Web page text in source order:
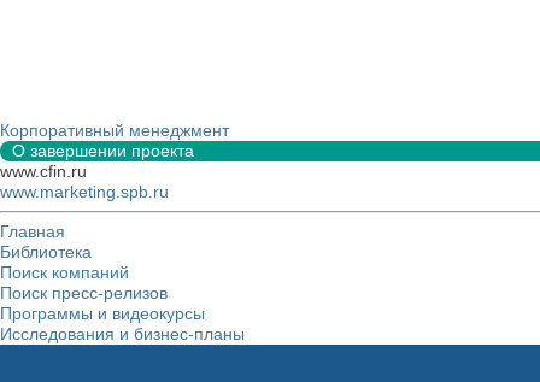
Корпоративный менеджмент
О завершении проекта
www.cfin.ru
www.marketing.spb.ru
Главная
Библиотека
Поиск компаний
Поиск пресс-релизов
Программы и видеокурсы
Исследования и бизнес-планы